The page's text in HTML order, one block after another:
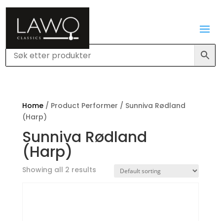
Home/ Product Performer / Sunniva Rødland
(Harp)
Sunniva Rødland
(Harp)
Showing all 2 results